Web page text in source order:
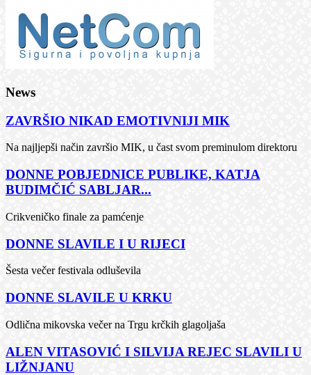
News
ZAVRŠIO NIKAD EMOTIVNIJI MIK
Na najljepši način završio MIK, u čast svom preminulom direktoru
DONNE POBJEDNICE PUBLIKE, KATJA
BUDIMČIĆ SABLJAR...
Crikveničko finale za pamćenje
DONNE SLAVILE I U RIJECI
Šesta večer festivala odluševila
DONNE SLAVILE U KRKU
Odlična mikovska večer na Trgu krčkih glagoljaša
ALEN VITASOVIĆ I SILVIJA REJEC SLAVILI U
LIŽNJANU